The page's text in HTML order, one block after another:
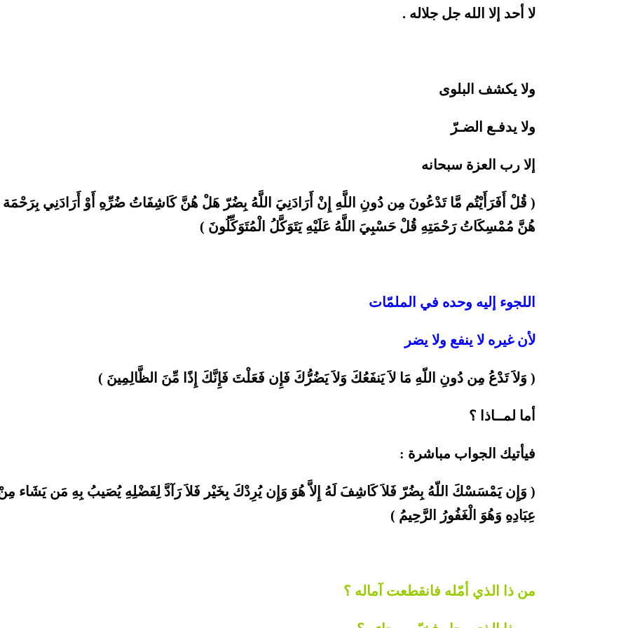
لا أحد إلا الله جل جلاله .
ولا يكشف البلوى
ولا يدفـع الضـرّ
إلا رب العزة سبحانه
( قُلْ أَفَرَأَيْتُم مَّا تَدْعُونَ مِن دُونِ اللَّهِ إِنْ أَرَادَنِيَ اللَّهُ بِضُرّ هَلْ هُنَّ كَاشِفَاتُ ضُرِّهِ أَوْ أَرَادَنِي
هُنَّ مُمْسِكَاتُ رَحْمَتِهِ قُلْ حَسْبِيَ اللَّهُ عَلَيْهِ يَتَوَكَّلُ الْمُتَوَكِّلُونَ )
اللجوء إليه وحده في الملمّات
لأن غيره لا ينفع ولا يضر
( وَلاَ تَدْعُ مِن دُونِ اللّهِ مَا لاَ يَنفَعُكَ وَلاَ يَضُرُّكَ فَإِن فَعَلْتَ فَإِنَّكَ إِذًا مِّنَ الظَّالِمِينَ )
أما لمــاذا ؟
فيأتيك الجواب مباشرة :
( وَإِن يَمْسَسْكَ اللّهُ بِضُرّ فَلاَ كَاشِفَ لَهُ إِلاَّ هُوَ وَإِن يُرِدْكَ بِخَيْر فَلاَ رَآدَّ لِفَضْلِهِ يُصَيبُ بِهِ مَن يَشَاء
عِبَادِهِ وَهُوَ الْغَفُورُ الرَّحِيمُ )
من ذا الذي أمّله فانقطعت آماله ؟